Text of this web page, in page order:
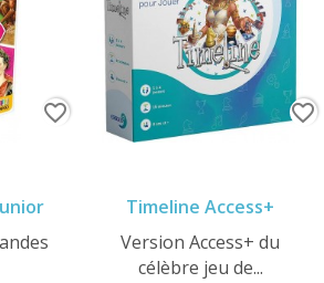
favorite_border
Timeline Access+
Version Access+ du
célèbre jeu de...
favorite_border